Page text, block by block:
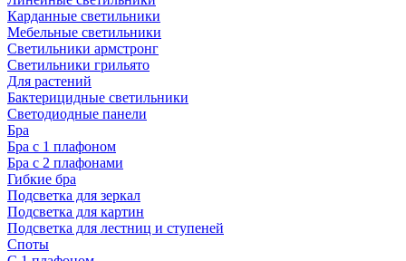
Карданные светильники
Мебельные светильники
Светильники армстронг
Светильники грильято
Для растений
Бактерицидные светильники
Светодиодные панели
Бра
Бра с 1 плафоном
Бра с 2 плафонами
Гибкие бра
Подсветка для зеркал
Подсветка для картин
Подсветка для лестниц и ступеней
Споты